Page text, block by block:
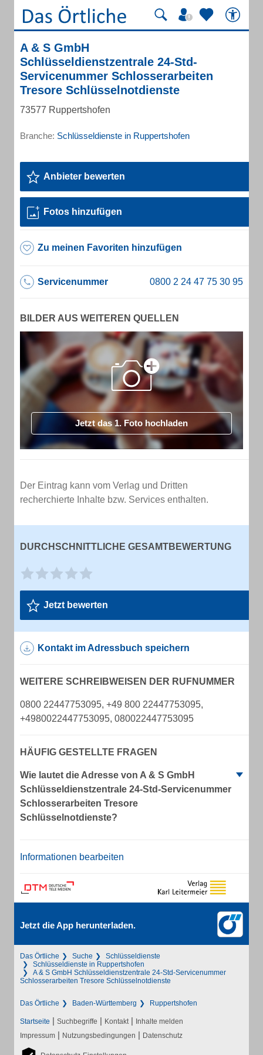
A & S GmbH
Schlüsseldienstzentrale 24-Std-
Servicenummer Schlosserarbeiten
Tresore Schlüsselnotdienste
73577 Ruppertshofen
Branche: Schlüsseldienste in Ruppertshofen
Anbieter bewerten
Fotos hinzufügen
Zu meinen Favoriten hinzufügen
Servicenummer
BILDER AUS WEITEREN QUELLEN
Jetzt das 1. Foto hochladen
Der Eintrag kann vom Verlag und Dritten
recherchierte Inhalte bzw. Services enthalten.
DURCHSCHNITTLICHE GESAMTBEWERTUNG
Jetzt bewerten
Kontakt im Adressbuch speichern
WEITERE SCHREIBWEISEN DER RUFNUMMER
0800 22447753095, +49 800 22447753095,
+4980022447753095, 080022447753095
HÄUFIG GESTELLTE FRAGEN
Wie lautet die Adresse von A & S GmbH
Schlüsseldienstzentrale 24-Std-Servicenummer
Schlosserarbeiten Tresore
Schlüsselnotdienste?
Informationen bearbeiten
Jetzt die App herunterladen.
Das Örtliche Suche
Schlüsseldienste
Schlüsseldienste in Ruppertshofen
A & S GmbH Schlüsseldienstzentrale 24-Std-Servicenummer
Schlosserarbeiten Tresore Schlüsselnotdienste
Das Örtliche Baden-Württemberg Ruppertshofen
Startseite | Suchbegriffe | Kontakt | Inhalte melden
Impressum | Nutzungsbedingungen | Datenschutz